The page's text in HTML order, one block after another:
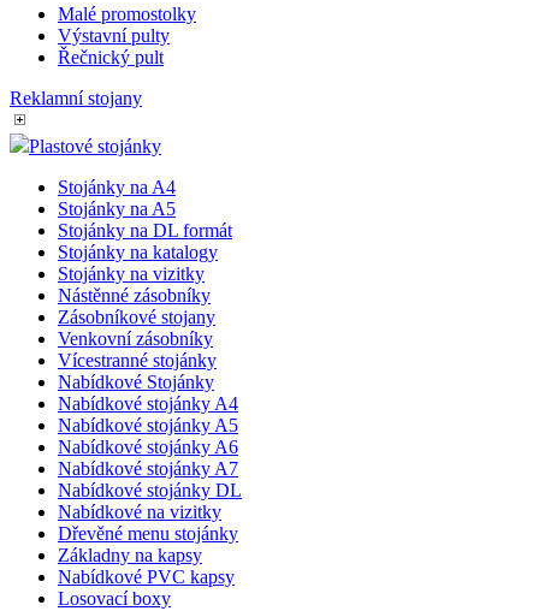
Malé promostolky
Výstavní pulty
Řečnický pult
Reklamní stojany
Plastové stojánky
Stojánky na A4
Stojánky na A5
Stojánky na DL formát
Stojánky na katalogy
Stojánky na vizitky
Nástěnné zásobníky
Zásobníkové stojany
Venkovní zásobníky
Vícestranné stojánky
Nabídkové Stojánky
Nabídkové stojánky A4
Nabídkové stojánky A5
Nabídkové stojánky A6
Nabídkové stojánky A7
Nabídkové stojánky DL
Nabídkové na vizitky
Dřevěné menu stojánky
Základny na kapsy
Nabídkové PVC kapsy
Losovací boxy